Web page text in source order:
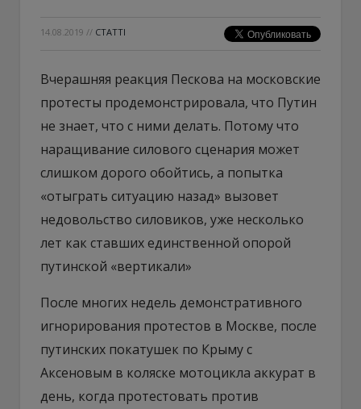
14.08.2019 // СТАТТІ
Вчерашняя реакция Пескова на московские
протесты продемонстрировала, что Путин
не знает, что с ними делать. Потому что
наращивание силового сценария может
слишком дорого обойтись, а попытка
«отыграть ситуацию назад» вызовет
недовольство силовиков, уже несколько
лет как ставших единственной опорой
путинской «вертикали»
После многих недель демонстративного
игнорирования протестов в Москве, после
путинских покатушек по Крыму с
Аксеновым в коляске мотоцикла аккурат в
день, когда протестовать против